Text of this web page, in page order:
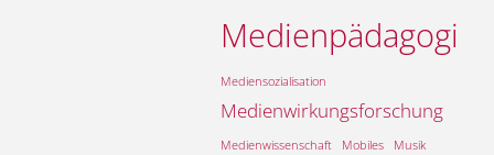
Medienpädagogik
Mediensozialisation
Medienwirkungsforschung
Medienwissenschaft Mobiles Musik